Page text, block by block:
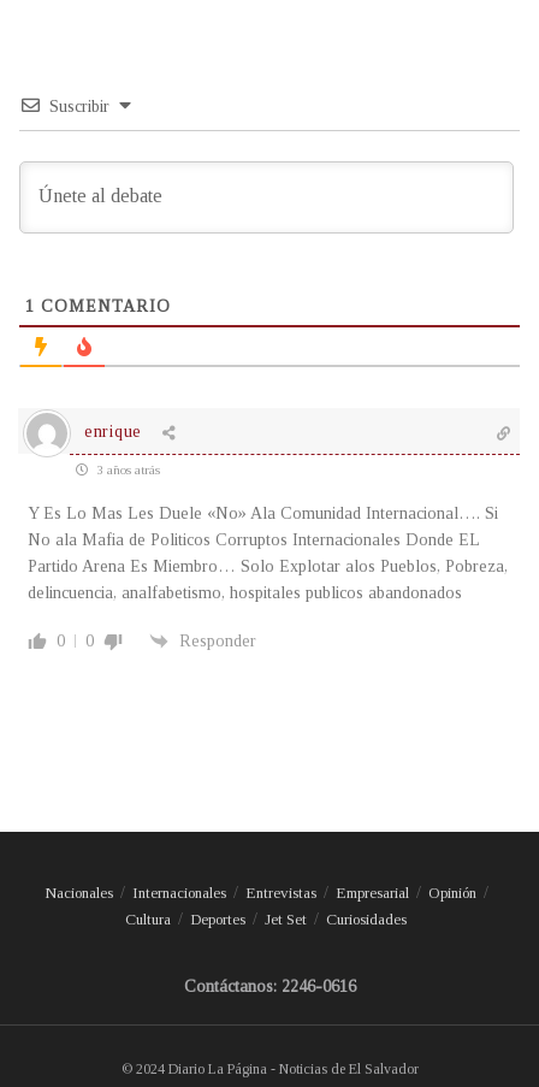
Suscribir
1 COMENTARIO
enrique
3 años atrás
Y Es Lo Mas Les Duele «No» Ala Comunidad Internacional…. Si
No ala Mafia de Politicos Corruptos Internacionales Donde EL
Partido Arena Es Miembro… Solo Explotar alos Pueblos, Pobreza,
delincuencia, analfabetismo, hospitales publicos abandonados
0 0 Responder
Nacionales Internacionales Entrevistas Empresarial
Opinión
Cultura
Deportes Jet Set Curiosidades
Contáctanos: 2246-0616
© 2024 Diario La Página - Noticias de El Salvador